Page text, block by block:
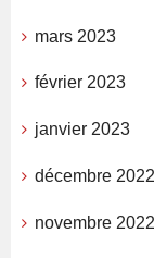
mars 2023
février 2023
janvier 2023
décembre 2022
novembre 2022